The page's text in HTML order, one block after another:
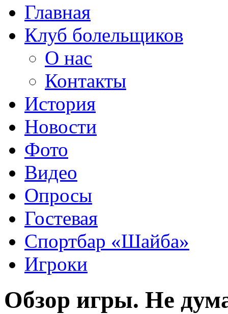
Главная
Клуб болельщиков
О нас
Контакты
История
Новости
Фото
Видео
Опросы
Гостевая
Спортбар «Шайба»
Игроки
Обзор игры. Не